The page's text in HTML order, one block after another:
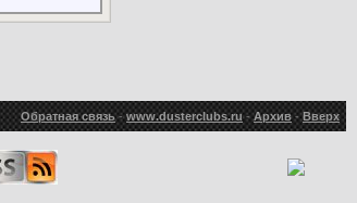
Обратная связь-www.dusterclubs.ru-Архив-Вверх